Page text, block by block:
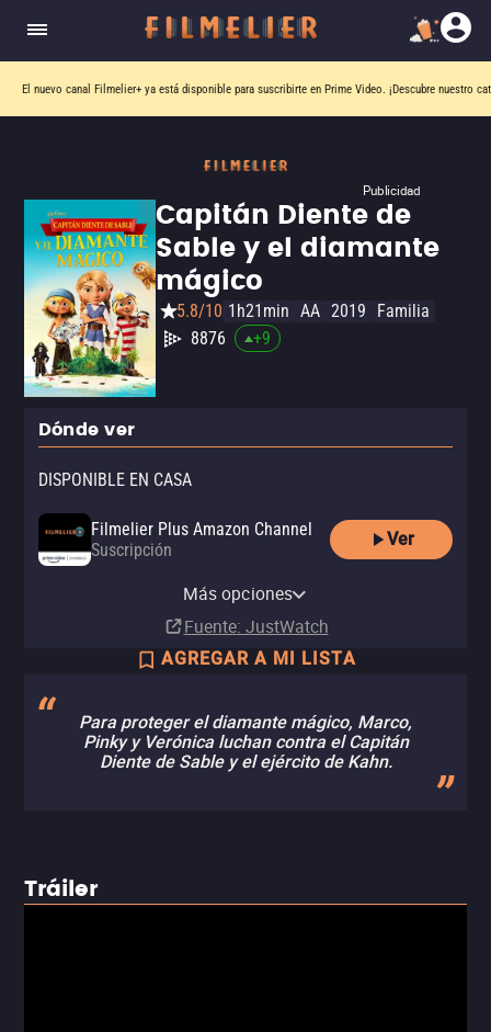
El nuevo canal Filmelier+ ya está disponible para suscribirte en Prime Video. ¡Descubre nuestro
Publicidad
Capitán Diente de
Sable y el diamante
mágico
5.8/10 1h21min AA 2019
Familia
8876
+9
Dónde ver
DISPONIBLE EN CASA
Filmelier Plus Amazon Channel
Suscripción
Ver
Amazon Video
Apple TV Store
Más opciones
Fuente: JustWatch
AGREGAR A MI LISTA
Para proteger el diamante mágico, Marco,
Pinky y Verónica luchan contra el Capitán
Diente de Sable y el ejército de Kahn.
Tráiler